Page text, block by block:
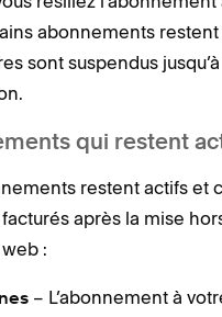
abonnements restent
sont suspendus
qui restent
restent actifs et
après la mise
:
– L’abonnement à